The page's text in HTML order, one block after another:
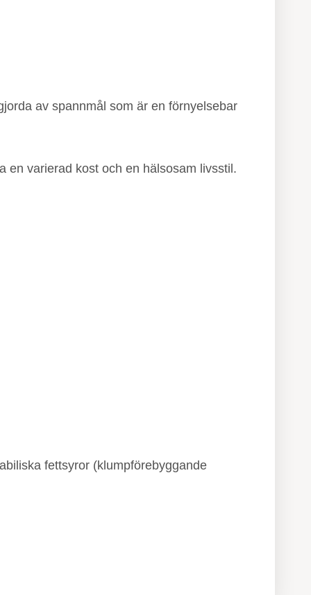
av spannmål som är en förnyelsebar
en varierad kost och en hälsosam livsstil.
fettsyror (klumpförebyggande